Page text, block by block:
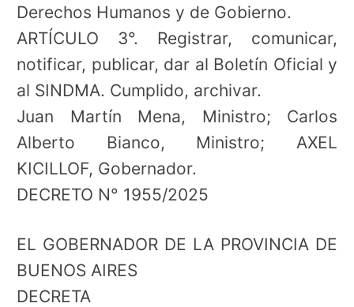
Derechos Humanos y de Gobierno.
ARTÍCULO 3°. Registrar, comunicar,
notificar, publicar, dar al Boletín Oficial y
al SINDMA. Cumplido, archivar.
Juan Martín Mena, Ministro; Carlos
Alberto Bianco, Ministro; AXEL
KICILLOF, Gobernador.
DECRETO N° 1955/2025
EL GOBERNADOR DE LA PROVINCIA DE
BUENOS AIRES
DECRETA